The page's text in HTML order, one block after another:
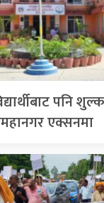
पनि
एक्सनमा